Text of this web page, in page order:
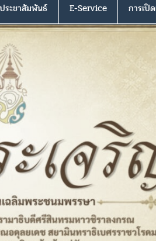
ระชาสัมพันธ์ E-Service การเปิ